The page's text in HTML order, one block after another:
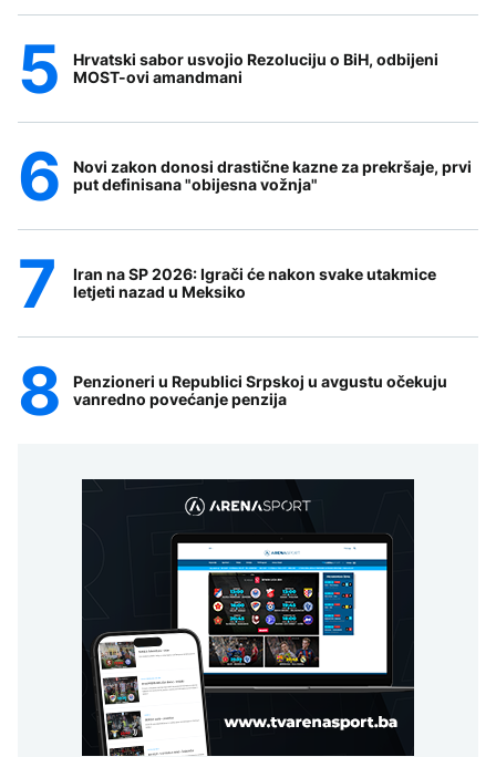
Hrvatski sabor usvojio Rezoluciju o BiH, odbijeni
MOST-ovi amandmani
Novi zakon donosi drastične kazne za prekršaje, prvi
put definisana "obijesna vožnja"
Iran na SP 2026: Igrači će nakon svake utakmice
letjeti nazad u Meksiko
Penzioneri u Republici Srpskoj u avgustu očekuju
vanredno povećanje penzija